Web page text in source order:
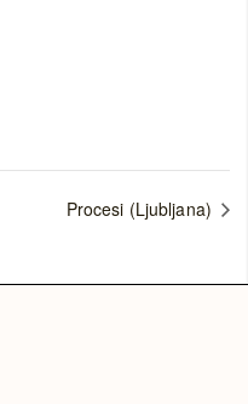
Procesi (Ljubljana)